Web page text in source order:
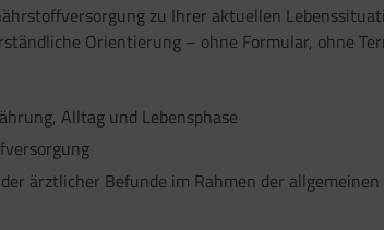
zu Ihrer aktuellen
Orientierung – ohne Formular, ohne
Alltag und Lebensphase
ärztlicher Befunde im Rahmen der allgemeinen